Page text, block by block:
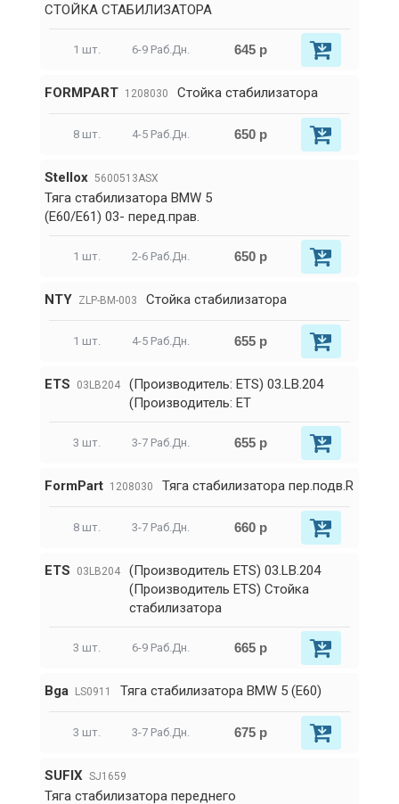
СТОЙКА СТАБИЛИЗАТОРА
1 шт. 6-9 Раб.Дн. 645 р
FORMPART 1208030 Стойка стабилизатора
8 шт. 4-5 Раб.Дн. 650 р
Stellox 5600513ASX
Тяга стабилизатора BMW 5
(E60/E61) 03- перед.прав.
1 шт. 2-6 Раб.Дн. 650 р
NTY ZLP-BM-003 Стойка стабилизатора
1 шт. 4-5 Раб.Дн. 655 р
ETS 03LB204
(Производитель: ETS) 03.LB.204
(Производитель: ET
3 шт. 3-7 Раб.Дн. 655 р
FormPart 1208030 Тяга стабилизатора пер.подв.R
8 шт. 3-7 Раб.Дн. 660 р
ETS 03LB204
(Производитель ETS) 03.LB.204
(Производитель ETS) Стойка
стабилизатора
3 шт. 6-9 Раб.Дн. 665 р
Bga LS0911 Тяга стабилизатора BMW 5 (E60)
3 шт. 3-7 Раб.Дн. 675 р
SUFIX SJ1659
Тяга стабилизатора переднего